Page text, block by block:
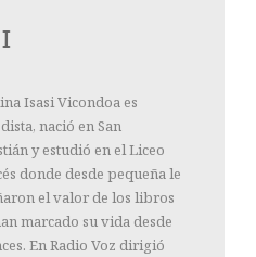
Isasi Vicondoa es
nació en San
y estudió en el Liceo
donde desde pequeña le
el valor de los libros
marcado su vida desde
En Radio Voz dirigió